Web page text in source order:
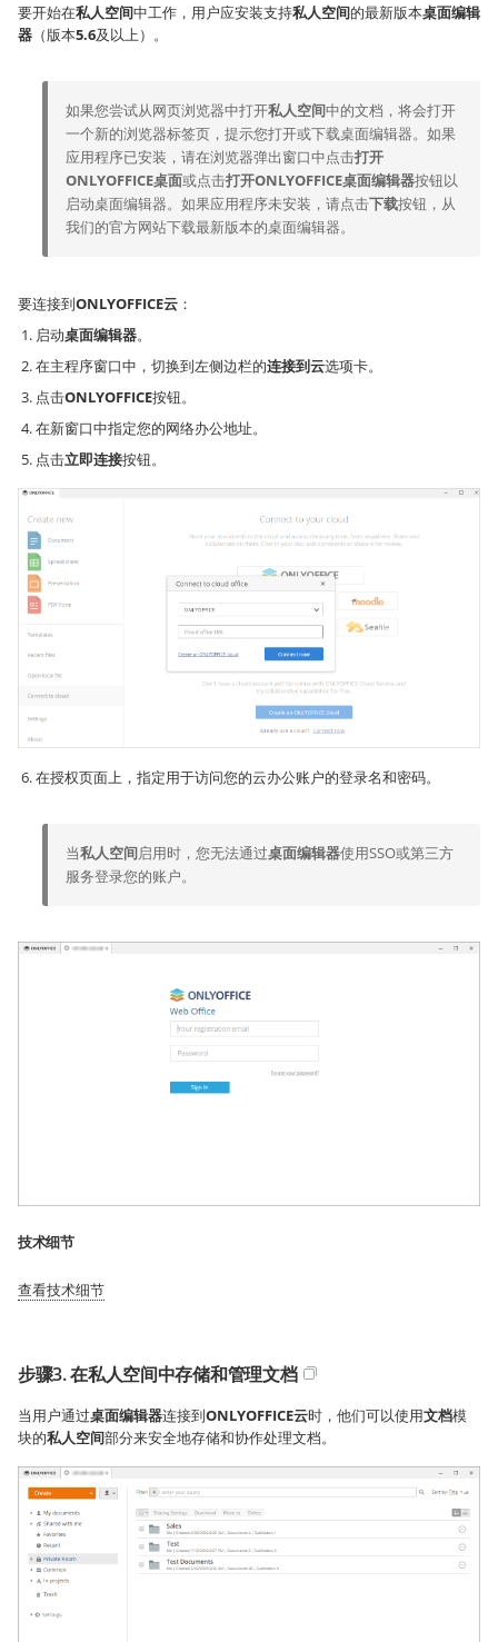
要开始在私人空间中工作，用户应安装支持私人空间的最新版本桌面编辑
器 （版本5.6及以上）。
如果您尝试从网页浏览器中打开私人空间中的文档，将会打开
一个新的浏览器标签页，提示您打开或下载桌面编辑器。如果
应用程序已安装，请在浏览器弹出窗口中点击打开
ONLYOFFICE桌面或点击打开ONLYOFFICE桌面编辑器按钮以
启动桌面编辑器。如果应用程序未安装，请点击下载按钮，从
我们的官方网站下载最新版本的桌面编辑器。
要连接到ONLYOFFICE云 ：
启动桌面编辑器。
在主程序窗口中，切换到左侧边栏的连接到云选项卡。
点击ONLYOFFICE按钮。
在新窗口中指定您的网络办公地址。
点击立即连接按钮。
在授权页面上，指定用于访问您的云办公账户的登录名和密码。
当私人空间启用时，您无法通过桌面编辑器使用SSO或第三方
服务登录您的账户。
技术细节
查看技术细节
步骤3. 在私人空间中存储和管理文档
当用户通过桌面编辑器连接到ONLYOFFICE云时，他们可以使用文档模
块的私人空间部分来安全地存储和协作处理文档。